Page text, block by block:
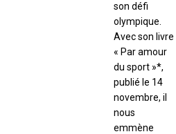
son défi
olympique.
Avec son livre
« Par amour
du sport »*,
publié le 14
novembre, il
nous
emmène